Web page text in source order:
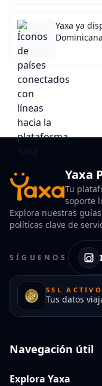
Yaxa ya
Dominicana
Yaxa
Tu
soporte
Explora nuestras
políticas clave de
SÍGUENOS
SSL ACTIVO
Tus datos
Navegación útil
Explora Yaxa